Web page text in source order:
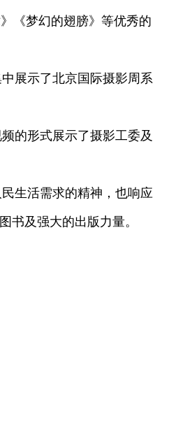
《梦幻的翅膀》等优秀的
展示了北京国际摄影周系
的形式展示了摄影工委及
生活需求的精神，也响应
书及强大的出版力量。